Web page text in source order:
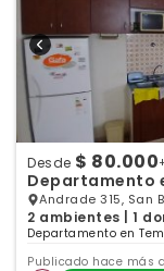
Desde $ 80.000
Departamento
Andrade 315, San
2 ambientes | 1
Departamento en
Publicado hace más